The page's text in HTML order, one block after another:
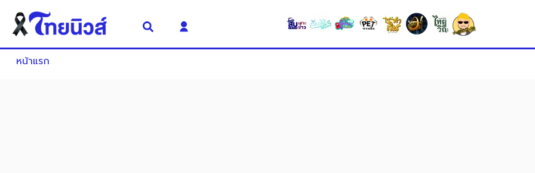
หน้าแรก